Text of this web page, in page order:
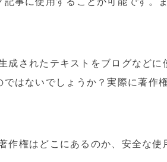
成されたテキストをブログなど
はないでしょうか？実際に著作
作権はどこにあるのか、安全な使